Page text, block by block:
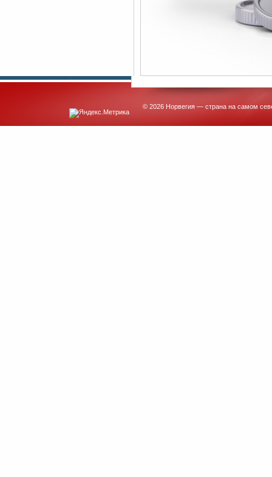
© 2026 Норвегия — страна на самом